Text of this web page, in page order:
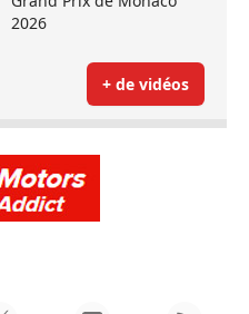
2026
+ de vidéos